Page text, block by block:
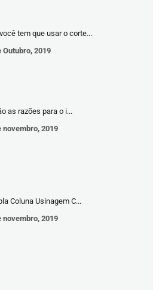
tem que usar o corte...
Outubro, 2019
as razões para o i...
novembro, 2019
Coluna Usinagem C...
novembro, 2019